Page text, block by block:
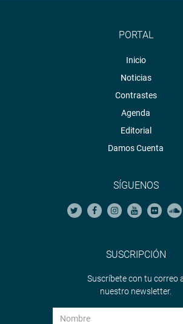
PORTAL
Inicio
Noticias
Contrastes
Agenda
Editorial
Damos Cuenta
SÍGUENOS
SUSCRIPCIÓN
Suscríbete con tu correo
nuestro newsletter.